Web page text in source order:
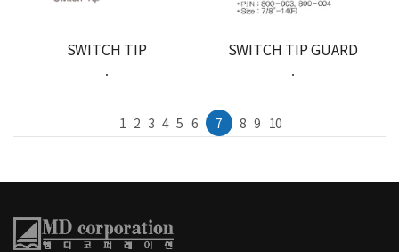
SWITCH TIP
.
SWITCH TIP GUARD
.
1 2 3 4 5 6 7 8 9 10